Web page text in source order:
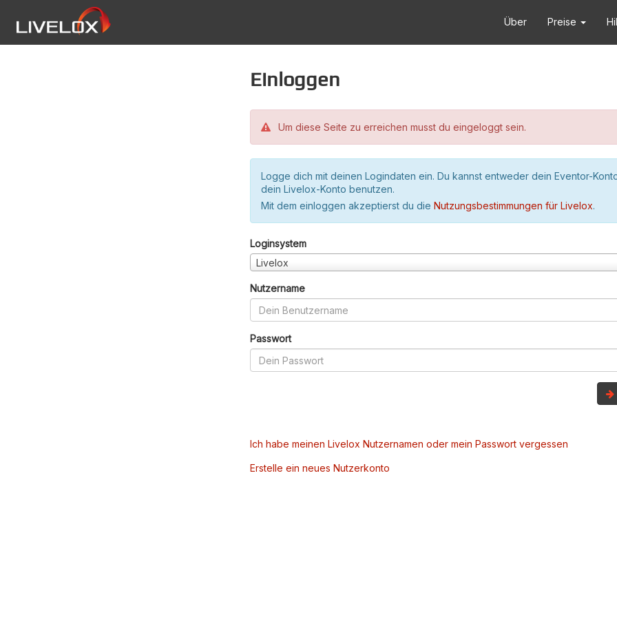
Über Preise
Einloggen
Um diese Seite zu erreichen musst du eingeloggt sein.
Logge dich mit deinen Logindaten ein. Du kannst entweder dein Eventor-
dein Livelox-Konto benutzen.
Mit dem einloggen akzeptierst du die Nutzungsbestimmungen für Livelox.
Loginsystem
Livelox
Nutzername
Passwort
Ich habe meinen Livelox Nutzernamen oder mein Passwort vergessen
Erstelle ein neues Nutzerkonto